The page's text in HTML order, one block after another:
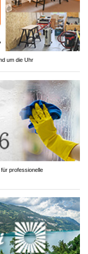
um die Uhr
professionelle